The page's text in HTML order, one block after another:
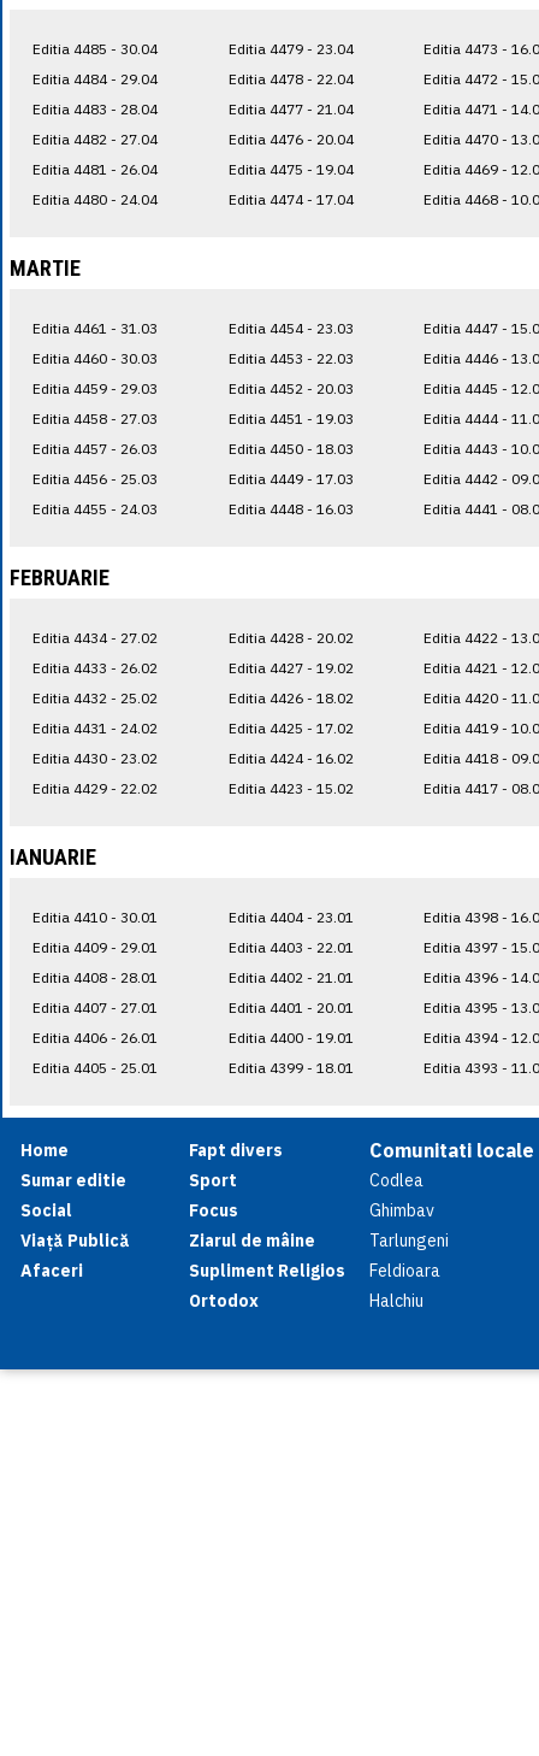
Editia 4485 - 30.04
Editia 4484 - 29.04
Editia 4483 - 28.04
Editia 4482 - 27.04
Editia 4481 - 26.04
Editia 4480 - 24.04
Editia 4479 - 23.04
Editia 4478 - 22.04
Editia 4477 - 21.04
Editia 4476 - 20.04
Editia 4475 - 19.04
Editia 4474 - 17.04
Editia 4473 -
Editia 4472 -
Editia 4471 -
Editia 4470 -
Editia 4469 -
Editia 4468 -
MARTIE
Editia 4461 - 31.03
Editia 4460 - 30.03
Editia 4459 - 29.03
Editia 4458 - 27.03
Editia 4457 - 26.03
Editia 4456 - 25.03
Editia 4455 - 24.03
Editia 4454 - 23.03
Editia 4453 - 22.03
Editia 4452 - 20.03
Editia 4451 - 19.03
Editia 4450 - 18.03
Editia 4449 - 17.03
Editia 4448 - 16.03
Editia 4447 -
Editia 4446 -
Editia 4445 -
Editia 4444 -
Editia 4443 -
Editia 4442 -
Editia 4441 -
FEBRUARIE
Editia 4434 - 27.02
Editia 4433 - 26.02
Editia 4432 - 25.02
Editia 4431 - 24.02
Editia 4430 - 23.02
Editia 4429 - 22.02
Editia 4428 - 20.02
Editia 4427 - 19.02
Editia 4426 - 18.02
Editia 4425 - 17.02
Editia 4424 - 16.02
Editia 4423 - 15.02
Editia 4422 -
Editia 4421 -
Editia 4420 -
Editia 4419 -
Editia 4418 -
Editia 4417 -
IANUARIE
Editia 4410 - 30.01
Editia 4409 - 29.01
Editia 4408 - 28.01
Editia 4407 - 27.01
Editia 4406 - 26.01
Editia 4405 - 25.01
Editia 4404 - 23.01
Editia 4403 - 22.01
Editia 4402 - 21.01
Editia 4401 - 20.01
Editia 4400 - 19.01
Editia 4399 - 18.01
Editia 4398 -
Editia 4397 -
Editia 4396 -
Editia 4395 -
Editia 4394 -
Editia 4393 -
Home
Sumar editie
Social
Viață Publică
Afaceri
Fapt divers
Sport
Focus
Ziarul de mâine
Supliment Religios
Ortodox
Comunitati locale
Codlea
Ghimbav
Tarlungeni
Feldioara
Halchiu